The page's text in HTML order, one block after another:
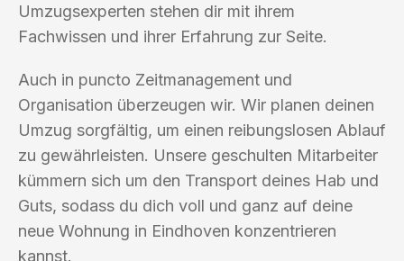
Umzugsexperten stehen dir mit ihrem
Fachwissen und ihrer Erfahrung zur Seite.
Auch in puncto Zeitmanagement und
Organisation überzeugen wir. Wir planen deinen
Umzug sorgfältig, um einen reibungslosen Ablauf
zu gewährleisten. Unsere geschulten Mitarbeiter
kümmern sich um den Transport deines Hab und
Guts, sodass du dich voll und ganz auf deine
neue Wohnung in Eindhoven konzentrieren
kannst.